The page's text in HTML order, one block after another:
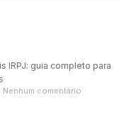
IRPJ: guia completo para
Nenhum comentário